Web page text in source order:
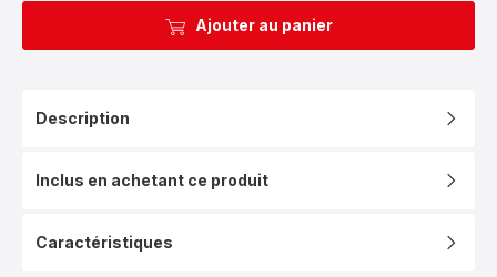
Ajouter au panier
Description
Inclus en achetant ce produit
Caractéristiques